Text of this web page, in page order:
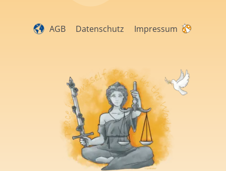
AGB Datenschutz Impressum